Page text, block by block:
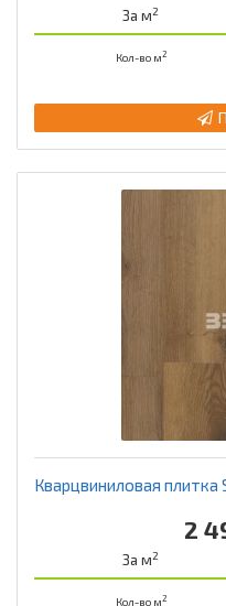
За м2
Кол-во м2
Кварцвиниловая плитка
2
За м2
Кол-во м2